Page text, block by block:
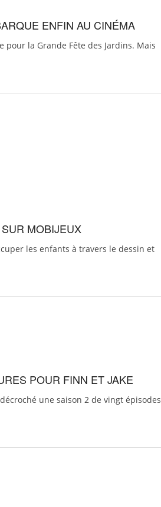
ENFIN AU CINÉMA
pour la Grande Fête des Jardins. Mais
MOBIJEUX
les enfants à travers le dessin et
POUR FINN ET JAKE
une saison 2 de vingt épisodes